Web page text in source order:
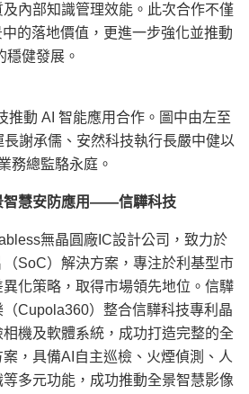
內部知識管理效能。此次合作不僅
的落地價值，更進一步強化並推動
穩健發展。
推動 AI 智能應用合作。圖中由左至
謝承儒、安然科技執行長嚴中健以
務總監駱永庭。
智慧安防應用——信驊科技
無晶圓廠IC設計公司，致力於
SoC）解決方案，專注於利基型市
化策略，取得市場領先地位。信驊
Cupola360）整合信驊科技專利晶
機及軟體系統，成功打造完整的全
，具備AI自主巡檢、火煙偵測、人
多元功能，成功推動全景智慧影像